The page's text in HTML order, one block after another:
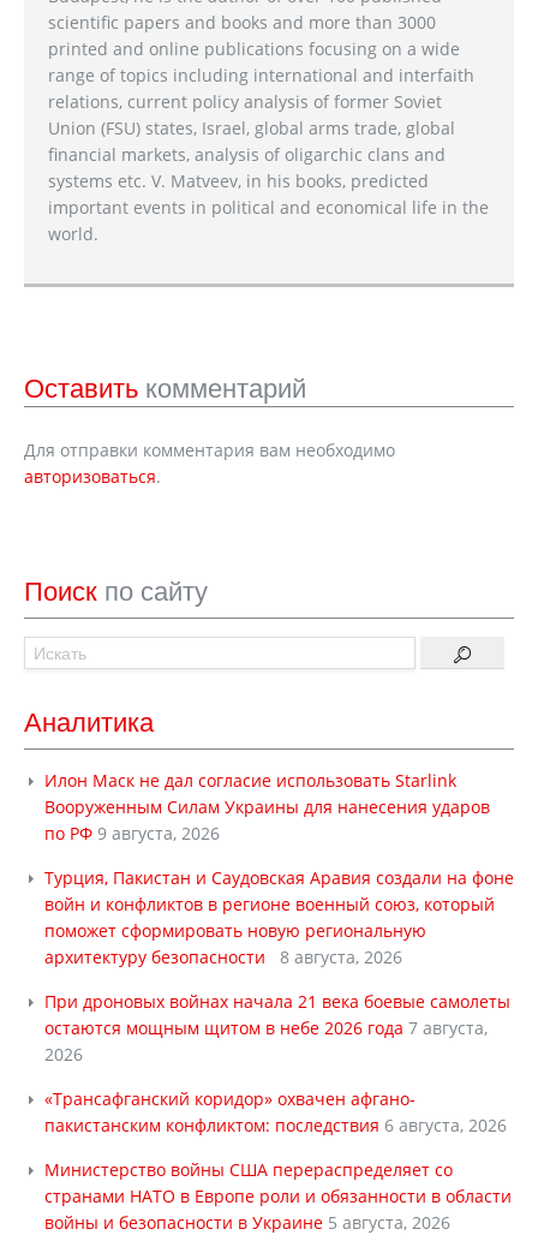
scientific papers and books and more than 3000
printed and online publications focusing on a wide
range of topics including international and interfaith
relations, current policy analysis of former Soviet
Union (FSU) states, Israel, global arms trade, global
financial markets, analysis of oligarchic clans and
systems etc. V. Matveev, in his books, predicted
important events in political and economical life in the
world.
Оставить комментарий
Для отправки комментария вам необходимо
авторизоваться.
Поиск по сайту
Аналитика
Илон Маск не дал согласие использовать Starlink
Вооруженным Силам Украины для нанесения ударов
по РФ 9 августа, 2026
Турция, Пакистан и Саудовская Аравия создали на фоне
войн и конфликтов в регионе военный союз, который
поможет сформировать новую региональную
архитектуру безопасности
8 августа, 2026
При дроновых войнах начала 21 века боевые самолеты
остаются мощным щитом в небе 2026 года 7 августа,
2026
«Трансафганский коридор» охвачен афгано-
пакистанским конфликтом: последствия 6 августа, 2026
Министерство войны США перераспределяет со
странами НАТО в Европе роли и обязанности в области
войны и безопасности в Украине 5 августа, 2026